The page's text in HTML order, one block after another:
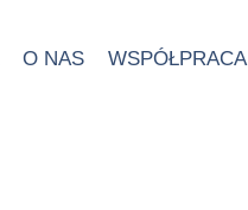
O NAS WSPÓŁPRACA